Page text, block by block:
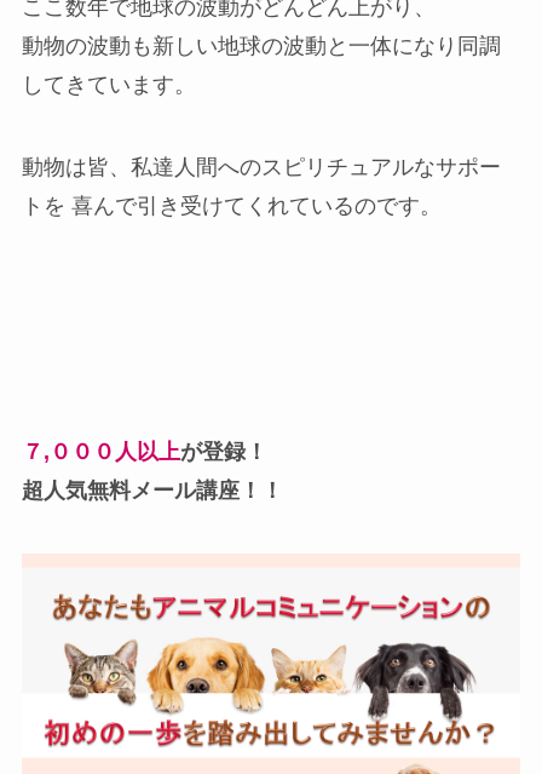
ここ数年で地球の波動がどんどん上がり、
動物の波動も新しい地球の波動と一体になり同調
してきています。
動物は皆、私達人間へのスピリチュアルなサポー
トを 喜んで引き受けてくれているのです。
７,０００人以上が登録！
超人気無料メール講座！！